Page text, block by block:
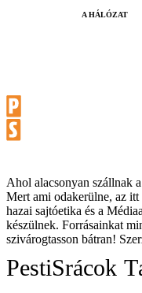
A HÁLÓZAT
Ahol alacsonyan szállnak
Mert ami odakerülne, az
hazai sajtóetika és a
készülnek. Forrásainkat
szivárogtasson bátran!
PestiSrácok